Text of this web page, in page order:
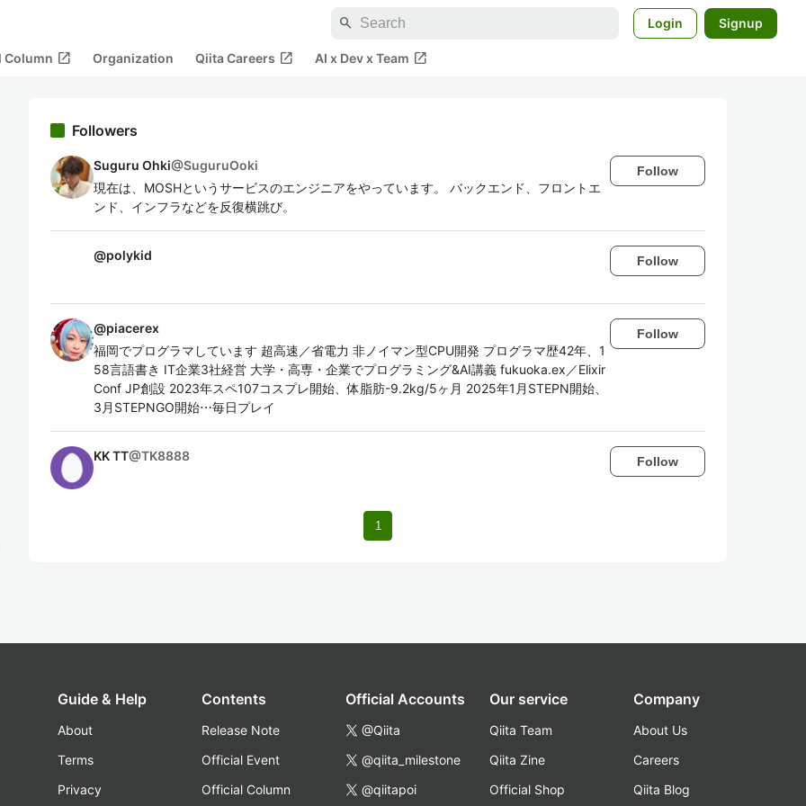
search Login Signup
Column open_in_new Organization Qiita Careers open_in_new AI x Dev x Team open_in_new
Followers
Suguru Ohki@SuguruOoki
現在は、MOSHというサービスのエンジニアをやっています。 バックエンド、フロントエ
ンド、インフラなどを反復横跳び。
Follow
@polykid Follow
@piacerex
福岡でプログラマしています 超高速／省電力 非ノイマン型CPU開発 プログラマ歴42年、1
58言語書き IT企業3社経営 大学・高専・企業でプログラミング&AI講義 fukuoka.ex／Elixir
Conf JP創設 2023年スペ107コスプレ開始、体脂肪-9.2kg/5ヶ月 2025年1月STEPN開始、
3月STEPNGO開始⋯毎日プレイ
Follow
KK TT@TK8888 Follow
1
Guide & Help
About
Terms
Privacy
Contents
Release Note
Official Event
Official Column
Official Accounts
@Qiita
@qiita_milestone
@qiitapoi
Our service
Qiita Team
Qiita Zine
Official Shop
Company
About Us
Careers
Qiita Blog